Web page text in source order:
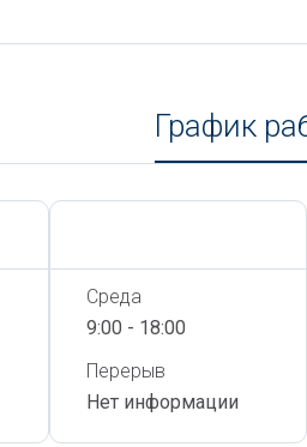
График
Среда
9:00 - 18:00
Перерыв
Нет информации